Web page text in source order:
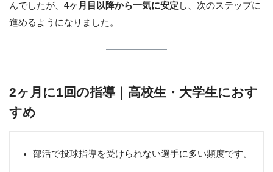
んでしたが、 4ヶ月目以降から一気に安定 し、次のステップに
進めるようになりました。
2ヶ月に1回の指導｜高校生・大学生におす
すめ
部活で投球指導を受けられない選手に多い頻度です。